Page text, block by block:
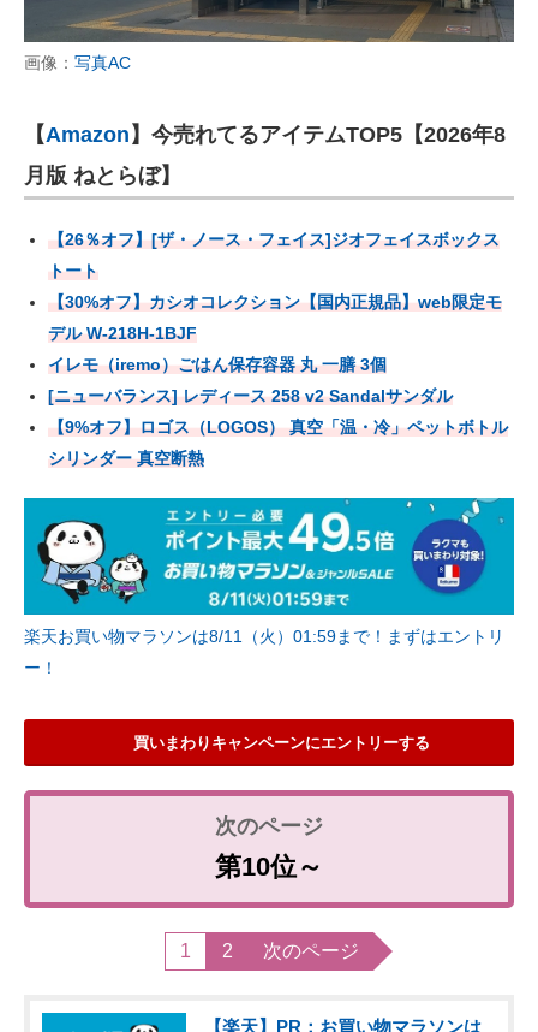
画像： 写真AC
【Amazon 】今売れてるアイテムTOP5【2026年8
月版 ねとらぼ】
【26％オフ】[ザ・ノース・フェイス]ジオフェイスボックス
トート
【30%オフ】カシオコレクション【国内正規品】web限定モ
デル W-218H-1BJF
イレモ（iremo）ごはん保存容器 丸 一膳 3個
[ニューバランス] レディース 258 v2 Sandalサンダル
【9%オフ】ロゴス（LOGOS） 真空「温・冷」ペットボトル
シリンダー 真空断熱
楽天お買い物マラソンは8/11（火）01:59まで！まずはエントリ
ー！
買いまわりキャンペーンにエントリーする
第10位～
1 2 次のページ
【楽天】PR：お買い物マラソンは